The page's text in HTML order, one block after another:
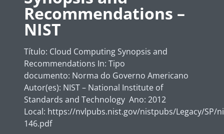
Recommendations –
NIST
Título: Cloud Computing Synopsis and
Recommendations In: Tipo
documento: Norma do Governo Americano
Autor(es): NIST – National Institute of
Standards and Technology Ano: 2012
Local: https://nvlpubs.nist.gov/nistpubs/Legacy/SP/
146.pdf